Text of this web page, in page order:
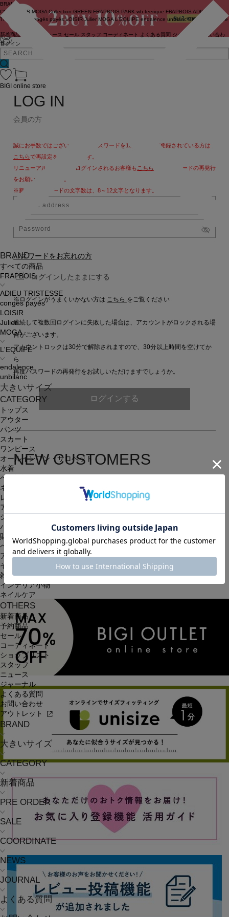
ログイン
BRAND
COUTURIER MOGA Collection GREEN FRAPBOIS PARK wb feerique FRAPBOIS ADIEU
TRISTESSE
congés payés LOISIR Julier MOGA L'EQUIPE endalence unbilanc BIGI online store
新着商品 ニュース セール スタッフ コーディネート よくある質問 ジャーナル
お問い合わ
せ
BRAND
すべての商品
FRAPBOIS
ADIEU TRISTESSE
congés payés
LOISIR
Julier
MOGA
L'EQUIPE
endalence
unbilanc
大きいサイズ
CATEGORY
トップス
アウター
パンツ
スカート
ワンピース
オールインワン・サロペット
水着
ヘッドウェア
ネックウェア
レッグウェア
アンダーウェア
シューズ
バッグ
財布
ベルト
アクセサリ
その他
雑貨小物
インテリア小物
ネイルケア
OTHERS
新着商品
予約商品
セール
コーディネート
ショップリスト
スタッフ
ニュース
ジャーナル
よくある質問
お問い合わせ
アウトレット
BRAND
大きいサイズ
CATEGORY
新着商品
PRE ORDER
SALE
COORDINATE
NEWS
JOURNAL
よくある質問
BIGI online store
LOG IN
会員の方
誠にお手数ではございますが、パスワードを13文字以上で登録されている方は
こちらで再設定をお願いします。
リニューアル後、初めてログインされるお客様も こちら
よりパスワードの再発行
をお願いいたします。
※新しいパスワードの文字数は、8～12文字となります。
パスワードをお忘れの方
ログインしたままにする
※ログインがうまくいかない方は こちら をご覧ください
連続して複数回ログインに失敗した場合は、アカウントがロックされる場
合がございます。
アカウントロックは30分で解除されますので、30分以上時間を空けてか
ら
再度パスワードの再発行をお試しいただけますでしょうか。
ログインする
NEW CUSTOMERS
会員限定のお得な最新情報もございます。
会員登録する